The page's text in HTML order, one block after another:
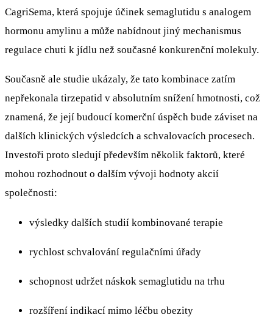
CagriSema, která spojuje účinek semaglutidu s analogem
hormonu amylinu a může nabídnout jiný mechanismus
regulace chuti k jídlu než současné konkurenční molekuly.
Současně ale studie ukázaly, že tato kombinace zatím
nepřekonala tirzepatid v absolutním snížení hmotnosti, což
znamená, že její budoucí komerční úspěch bude záviset na
dalších klinických výsledcích a schvalovacích procesech.
Investoři proto sledují především několik faktorů, které
mohou rozhodnout o dalším vývoji hodnoty akcií
společnosti:
výsledky dalších studií kombinované terapie
rychlost schvalování regulačními úřady
schopnost udržet náskok semaglutidu na trhu
rozšíření indikací mimo léčbu obezity